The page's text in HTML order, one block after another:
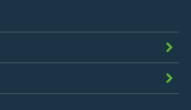
ティープランに設定
件にあてはまっている
書が必要なパーティ
あてはまっており且つ